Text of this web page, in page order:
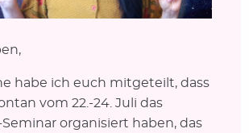
habe ich euch mitgeteilt, dass
vom 22.-24. Juli das
organisiert haben, das